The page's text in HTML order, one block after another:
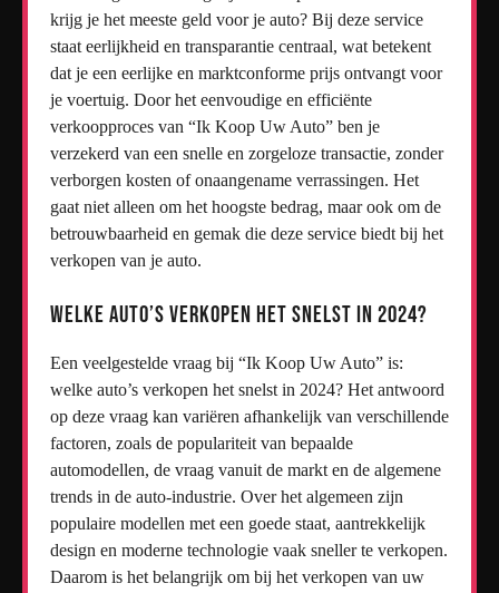
krijg je het meeste geld voor je auto? Bij deze service
staat eerlijkheid en transparantie centraal, wat betekent
dat je een eerlijke en marktconforme prijs ontvangt voor
je voertuig. Door het eenvoudige en efficiënte
verkoopproces van “Ik Koop Uw Auto” ben je
verzekerd van een snelle en zorgeloze transactie, zonder
verborgen kosten of onaangename verrassingen. Het
gaat niet alleen om het hoogste bedrag, maar ook om de
betrouwbaarheid en gemak die deze service biedt bij het
verkopen van je auto.
Welke auto’s verkopen het snelst in 2024?
Een veelgestelde vraag bij “Ik Koop Uw Auto” is:
welke auto’s verkopen het snelst in 2024? Het antwoord
op deze vraag kan variëren afhankelijk van verschillende
factoren, zoals de populariteit van bepaalde
automodellen, de vraag vanuit de markt en de algemene
trends in de auto-industrie. Over het algemeen zijn
populaire modellen met een goede staat, aantrekkelijk
design en moderne technologie vaak sneller te verkopen.
Daarom is het belangrijk om bij het verkopen van uw